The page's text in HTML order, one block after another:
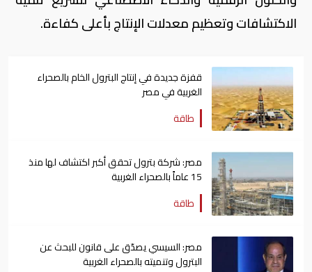
الاكتشافات وتعظيم معدلات الإنتاج بأعلى كفاءة.
قفزة جديدة في إنتاج البترول الخام بالصحراء
الغربية في مصر
طاقة
مصر: شركة بترول تحقق أكبر اكتشاف لها منذ
15 عاماً بالصحراء الغربية
طاقة
مصر: السيسي يصدّق على قانون للبحث عن
البترول وتنميته بالصحراء الغربية